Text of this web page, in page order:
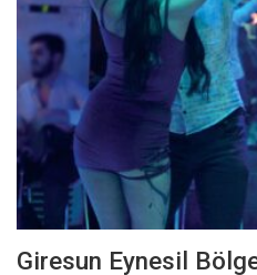
Giresun Eynesil